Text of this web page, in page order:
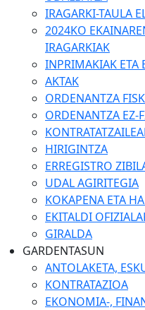
IRAGARKI-TAULA
2024KO
IRAGARKIAK
INPRIMAKIAK ETA
AKTAK
ORDENANTZA
ORDENANTZA EZ-
HIRIGINTZA
ERREGISTRO
UDAL AGIRITEGIA
KOKAPENA ETA
EKITALDI
GIRALDA
GARDENTASUN
ANTOLAKETA,
KONTRATAZIOA
EKONOMIA-,